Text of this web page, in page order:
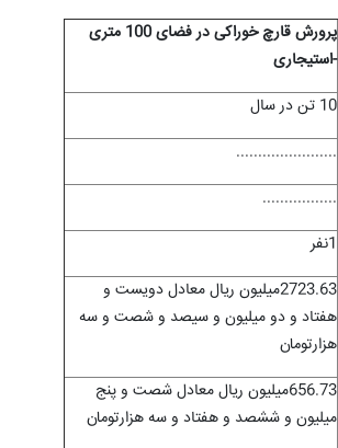
پرورش قارچ خوراکی در فضای 100 متری
-استیجاری
10 تن در سال
.......................
.................
1نفر
2723.63میلیون ریال معادل دویست و
هفتاد و دو میلیون و سیصد و شصت و سه
هزارتومان
656.73میلیون ریال معادل شصت و پنج
میلیون و ششصد و هفتاد و سه هزارتومان